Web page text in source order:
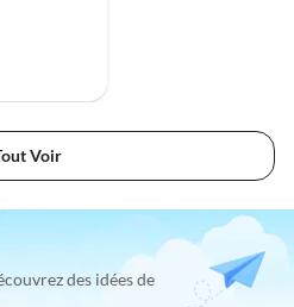
Voir
des idées de